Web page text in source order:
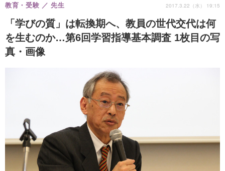
「学びの質」は転換期へ、教員の世代交代は何
を生むのか…第6回学習指導基本調査 1枚目の写
真・画像
教育・受験 先生 2017.3.22（水） 19:15